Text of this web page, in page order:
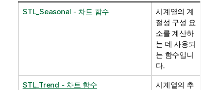
STL_Seasonal - 차트 함수
시계열의 계
절성 구성 요
소를 계산하
는 데 사용되
는 함수입니
다.
STL_Trend - 차트 함수
시계열의 추